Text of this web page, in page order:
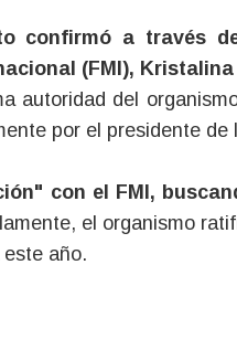
confirmó a través
(FMI), Kristalina
autoridad del
por el presidente de
con el FMI,
el organismo
año.